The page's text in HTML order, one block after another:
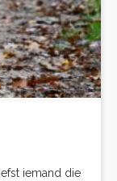
iemand die